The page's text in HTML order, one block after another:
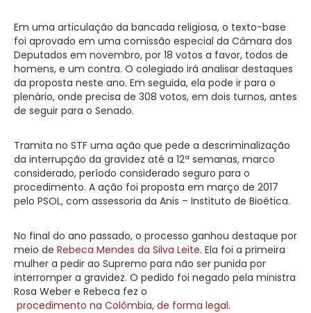
Em uma articulação da bancada religiosa, o texto-base
foi aprovado em uma comissão especial da Câmara dos
Deputados em novembro, por 18 votos a favor, todos de
homens, e um contra. O colegiado irá analisar destaques
da proposta neste ano. Em seguida, ela pode ir para o
plenário, onde precisa de 308 votos, em dois turnos, antes
de seguir para o Senado.
Tramita no STF uma ação que pede a descriminalização
da interrupção da gravidez até a 12ª semanas, marco
considerado, período considerado seguro para o
procedimento. A ação foi proposta em março de 2017
pelo PSOL, com assessoria da Anis – Instituto de Bioética.
No final do ano passado, o processo ganhou destaque por
meio de Rebeca Mendes da Silva Leite. Ela foi a primeira
mulher a pedir ao Supremo para não ser punida por
interromper a gravidez. O pedido foi negado pela ministra
Rosa Weber e Rebeca fez o
procedimento na Colômbia, de forma legal.